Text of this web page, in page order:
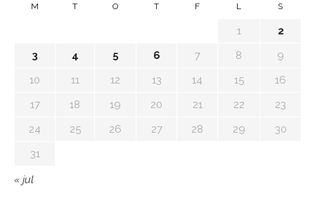
M T O T F L S
1
2
3
4 5 6 7 8
9
10
11 12 13 14 15
16
17
18 19 20 21 22
23
24
25 26 27 28 29
30
31
« jul